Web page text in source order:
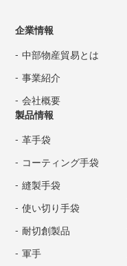
企業情報
中部物産貿易とは
事業紹介
会社概要
製品情報
革手袋
コーティング手袋
縫製手袋
使い切り手袋
耐切創製品
軍手